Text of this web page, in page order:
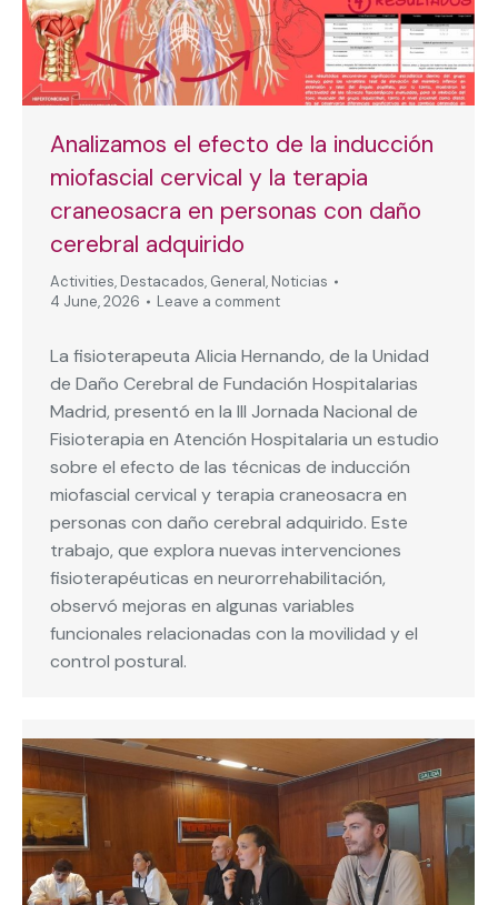
Analizamos el efecto de la inducción
miofascial cervical y la terapia
craneosacra en personas con daño
cerebral adquirido
Activities, Destacados, General, Noticias
4 June, 2026
Leave a comment
La fisioterapeuta Alicia Hernando, de la Unidad
de Daño Cerebral de Fundación Hospitalarias
Madrid, presentó en la III Jornada Nacional de
Fisioterapia en Atención Hospitalaria un estudio
sobre el efecto de las técnicas de inducción
miofascial cervical y terapia craneosacra en
personas con daño cerebral adquirido. Este
trabajo, que explora nuevas intervenciones
fisioterapéuticas en neurorrehabilitación,
observó mejoras en algunas variables
funcionales relacionadas con la movilidad y el
control postural.